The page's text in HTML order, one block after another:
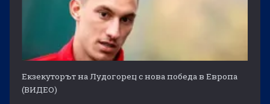
Екзекуторът на Лудогорец с нова победа в Европа
(ВИДЕО)